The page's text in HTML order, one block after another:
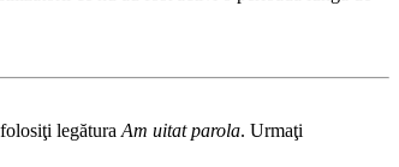
legătura Am uitat parola. Urmaţi